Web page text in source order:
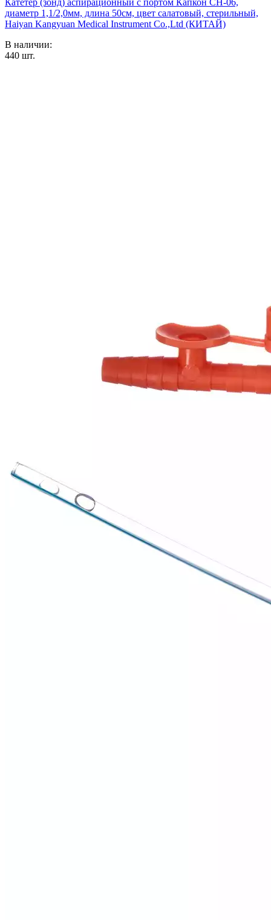
диаметр 1,1/2,0мм, длина 50см, цвет салатовый, стерильный,
Haiyan Kangyuan Medical Instrument Co.,Ltd (КИТАЙ)
В наличии:
440 шт.